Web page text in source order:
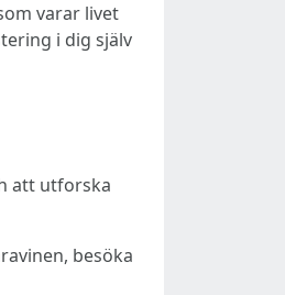
varar livet
i dig själv
att utforska
besöka